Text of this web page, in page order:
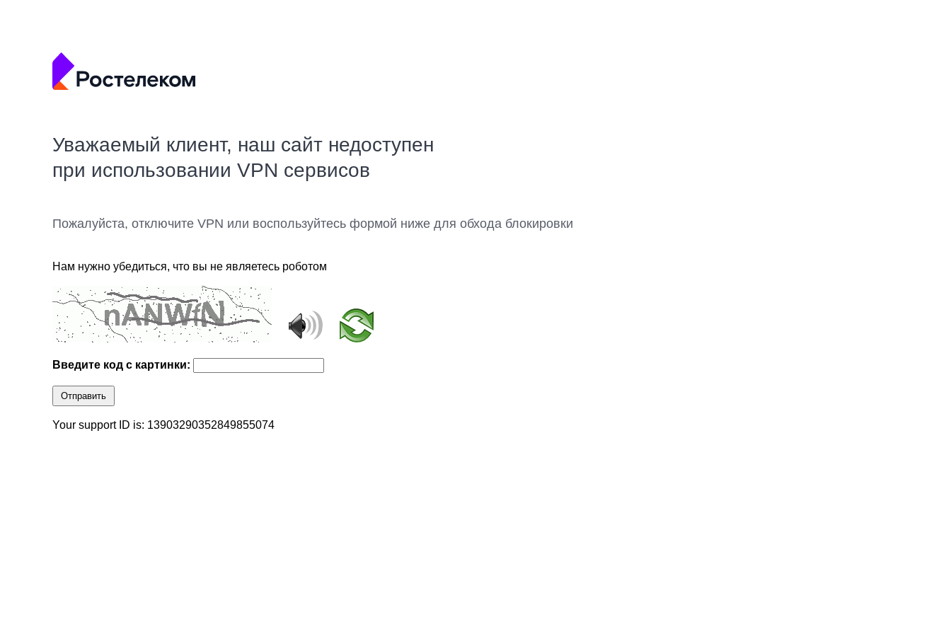
Уважаемый клиент, наш сайт недоступен
при использовании VPN сервисов
Пожалуйста, отключите VPN или воспользуйтесь формой ниже для обхода блокировки
Нам нужно убедиться, что вы не являетесь роботом
Введите код с картинки:
Отправить
Your support ID is: 13903290352849855074